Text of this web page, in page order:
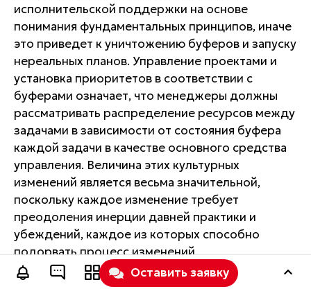
исполнительской поддержки на основе
понимания фундаментальных принципов, иначе
это приведет к уничтожению буферов и запуску
нереальных планов. Управление проектами и
установка приоритетов в соответствии с
буферами означает, что менеджеры должны
рассматривать распределение ресурсов между
задачами в зависимости от состояния буфера
каждой задачи в качестве основного средства
управления. Величина этих культурных
изменений является весьма значительной,
поскольку каждое изменение требует
преодоления инерции давней практики и
убеждений, каждое из которых способно
подорвать процесс изменений.
Оставить заявку